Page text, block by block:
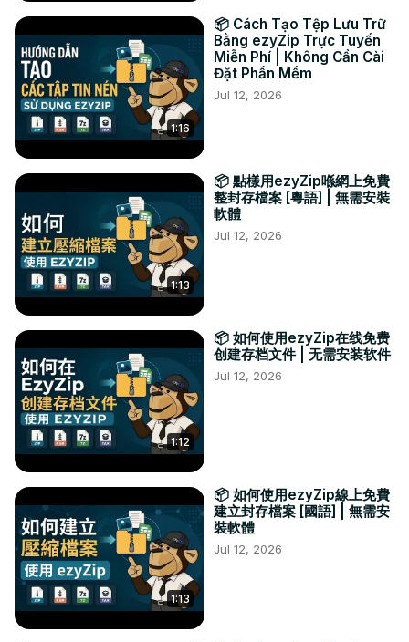
LinkedIn: https://www.linkedin.com/showcase/ezyzip/
https://www.pinterest.com.au/ezyzip/
1:16
📦 Cách Tạo Tệp Lưu Trữ
Bằng ezyZip Trực Tuyến
Miễn Phí | Không Cần Cài
Đặt Phần Mềm
Jul 12, 2026
1:13
📦 點樣用ezyZip喺網上免費
整封存檔案 [粵語] | 無需安裝
軟體
Jul 12, 2026
1:12
📦 如何使用ezyZip在线免费
创建存档文件 | 无需安装软件
Jul 12, 2026
1:13
📦 如何使用ezyZip線上免費
建立封存檔案 [國語] | 無需安
裝軟體
Jul 12, 2026